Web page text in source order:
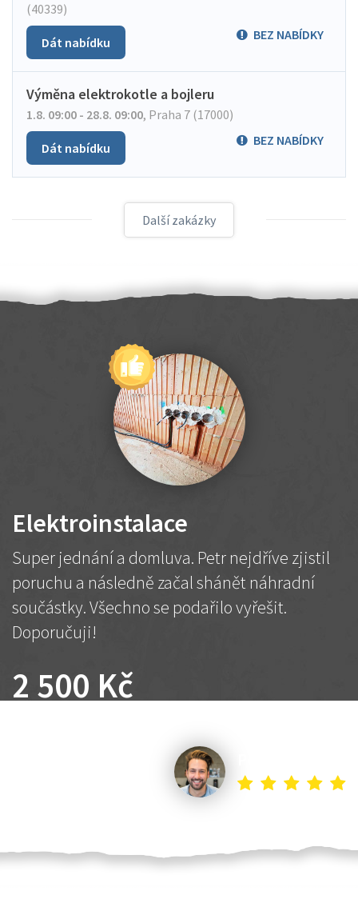
(40339)
BEZ NABÍDKY
Dát nabídku
Výměna elektrokotle a bojleru
1.8. 09:00 - 28.8. 09:00, Praha 7 (17000)
BEZ NABÍDKY
Dát nabídku
Další zakázky
Elektroinstalace
Super jednání a domluva. Petr nejdříve zjistil
poruchu a následně začal shánět náhradní
součástky. Všechno se podařilo vyřešit.
Doporučuji!
2 500 Kč